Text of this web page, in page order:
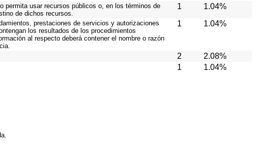
usar recursos públicos o, en los términos de
de dichos recursos.
1 1.04%
prestaciones de servicios y autorizaciones
los resultados de los procedimientos
al respecto deberá contener el nombre o razón
1 1.04%
2 2.08%
1 1.04%